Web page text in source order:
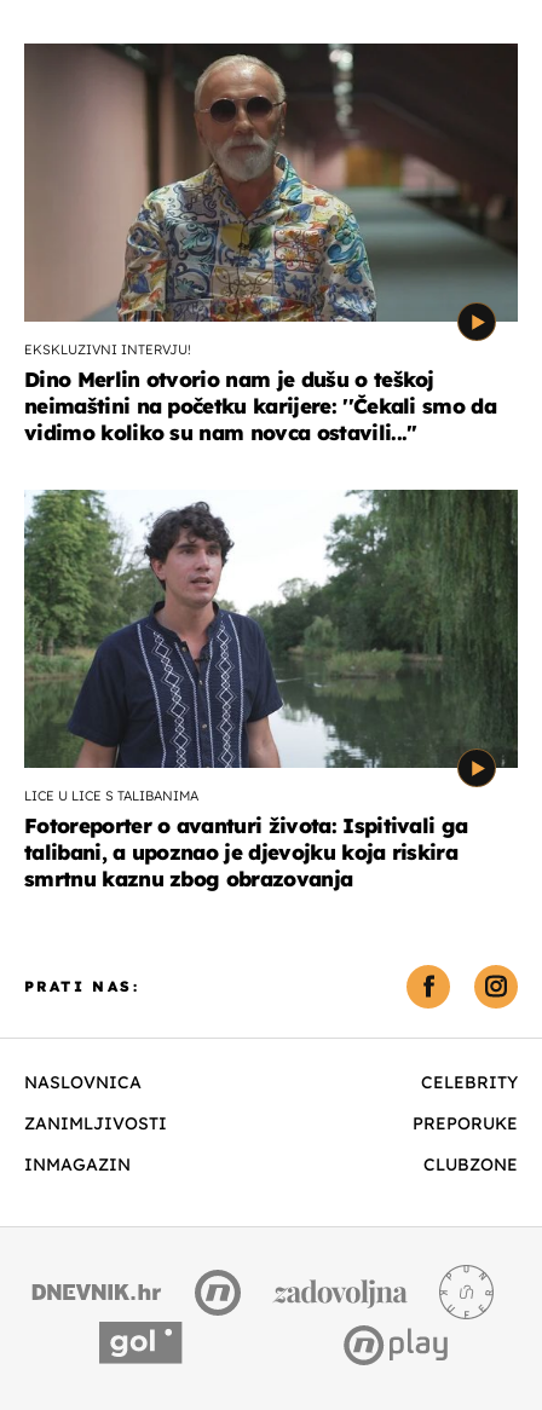
EKSKLUZIVNI INTERVJU!
Dino Merlin otvorio nam je dušu o teškoj
neimaštini na početku karijere: ''Čekali smo da
vidimo koliko su nam novca ostavili...''
LICE U LICE S TALIBANIMA
Fotoreporter o avanturi života: Ispitivali ga
talibani, a upoznao je djevojku koja riskira
smrtnu kaznu zbog obrazovanja
NASLOVNICA
CELEBRITY
ZANIMLJIVOSTI
PREPORUKE
INMAGAZIN
CLUBZONE
PRATI NAS: